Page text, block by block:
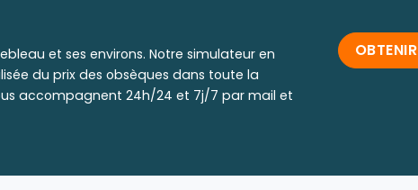
et ses environs. Notre simulateur en
du prix des obsèques dans toute la
accompagnent 24h/24 et 7j/7 par mail et